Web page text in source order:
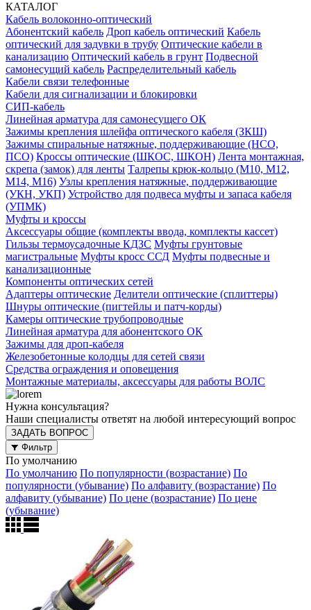
КАТАЛОГ
Кабель волоконно-оптический
Абонентский кабель Дроп кабель оптический Кабель
оптический для задувки в трубу Оптические кабели в
канализацию Оптический кабель в грунт Подвесной
самонесущий кабель Распределительный кабель
Кабели связи телефонные
Кабели для сигнализации и блокировки
СИП-кабель
Линейная арматура для самонесущего ОК
Зажимы крепления шлейфа оптического кабеля (ЗКШ)
Зажимы спиральные натяжные, поддерживающие (НСО,
ПСО) Кроссы оптические (ШКОС, ШКОН) Лента монтажная,
скрепа (замок) для ленты Талрепы крюк-кольцо (М10, М12,
М14, М16) Узлы крепления натяжные, поддерживающие
(УКН, УКП) Устройство для подвеса муфты и запаса кабеля
(УПМК)
Муфты и кроссы
Аксессуары общие (комплекты ввода, комплекты кассет)
Гильзы термоусадочные КДЗС Муфты грунтовые
магистральные Муфты кросс ССД Муфты подвесные и
канализационные
Компоненты оптических сетей
Адаптеры оптические Делители оптические (сплиттеры)
Шнуры оптические (пигтейлы и патч-корды)
Камеры оптические трубопроводные
Линейная арматура для абонентского ОК
Зажимы для дроп-кабеля
Железобетонные колодцы для сетей связи
Средства ограждения и оповещения
Монтажные материалы, аксессуары для работы ВОЛС
Нужна консультация?
Наши специалисты ответят на любой интересующий вопрос
ЗАДАТЬ ВОПРОС
Фильтр
По умолчанию
По умолчанию По популярности (возрастание) По
популярности (убывание) По алфавиту (возрастание) По
алфавиту (убывание) По цене (возрастание) По цене
(убывание)